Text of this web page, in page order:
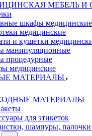
МЕБЕЛЬ И
шкафы медицинские
медицинские
и кушетки
манипуляционные
процедурные
медицинские
МАТЕРИАЛЫ
МАТЕРИАЛЫ
для этикеток
шампуры,